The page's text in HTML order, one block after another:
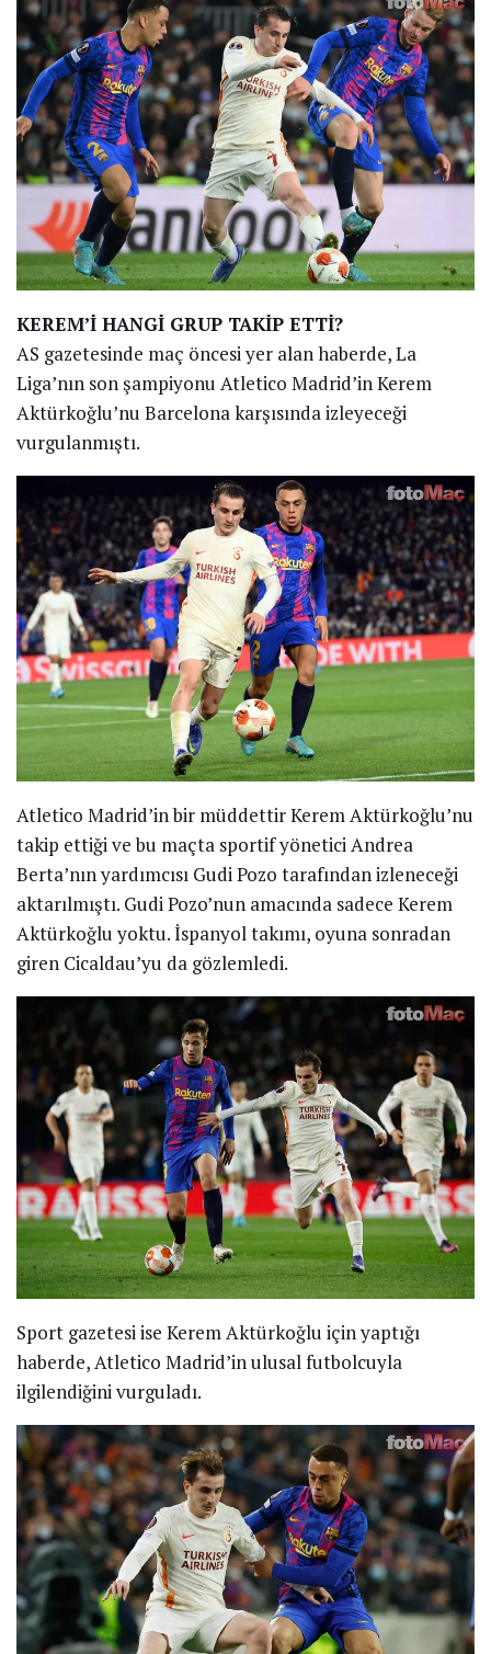
KEREM’İ HANGİ GRUP TAKİP ETTİ?
AS gazetesinde maç öncesi yer alan haberde, La
Liga’nın son şampiyonu Atletico Madrid’in Kerem
Aktürkoğlu’nu Barcelona karşısında izleyeceği
vurgulanmıştı.
Atletico Madrid’in bir müddettir Kerem Aktürkoğlu’nu
takip ettiği ve bu maçta sportif yönetici Andrea
Berta’nın yardımcısı Gudi Pozo tarafından izleneceği
aktarılmıştı. Gudi Pozo’nun amacında sadece Kerem
Aktürkoğlu yoktu. İspanyol takımı, oyuna sonradan
giren Cicaldau’yu da gözlemledi.
Sport gazetesi ise Kerem Aktürkoğlu için yaptığı
haberde, Atletico Madrid’in ulusal futbolcuyla
ilgilendiğini vurguladı.